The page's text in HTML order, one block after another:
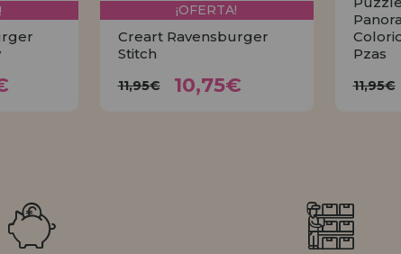
¡OFERTA!
Creart Ravensburger
Stitch
11,95€ 10,75€
Pzas
11,95€